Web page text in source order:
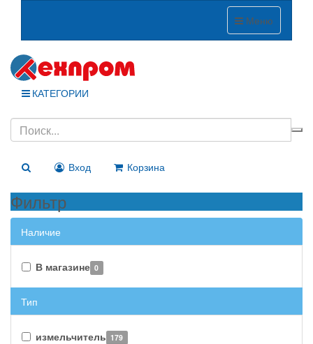
Меню
КАТЕГОРИИ
Вход Корзина
Фильтр
Наличие
В магазине 0
Тип
измельчитель 179